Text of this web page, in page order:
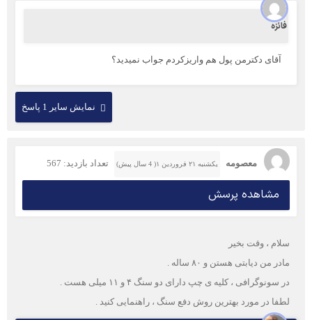
فائزه
آقای دکترمن پول هم واریزکردم جواب نمیدید؟
نمایش سایر 1 پاسخ
معصومه یکشنبه ۲۱ فروردین ۱( 4 سال پیش) تعداد بازدید: 567
مشاهده پرسش
سلام ، وقت بخیر
مادر من دیابتی هستن و ۸۰ ساله .
در سونوگرافی ، کلیه ی چپ دارای دو سنگ ۴ و ۱۱ میلی هست .
لطفا در مورد بهترین روش دفع سنگ ، راهنمایی کنید .